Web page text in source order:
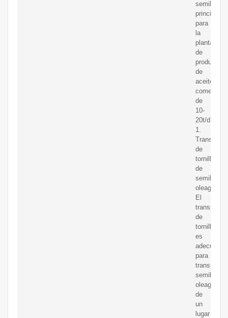
principales
para
la
planta
de
producción
de
aceite
comestible
de
10-
20t/d
1.
de
tornillo
de
semillas
El
de
tornillo
es
adecuado
para
transportar
semillas
de
un
lugar